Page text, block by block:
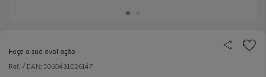
Faça a sua avaliação
Ref. / EAN: 5060481026147